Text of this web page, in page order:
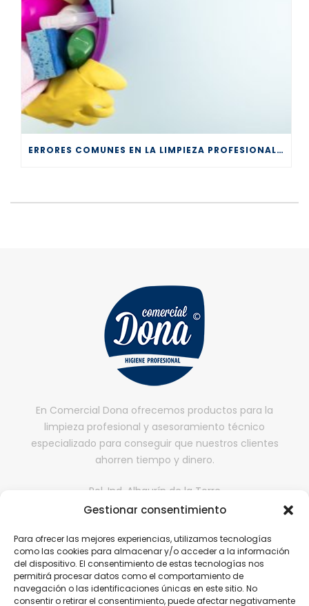
Gestionar consentimiento
Para ofrecer las mejores experiencias, utilizamos tecnologías
como las cookies para almacenar y/o acceder a la información
del dispositivo. El consentimiento de estas tecnologías nos
permitirá procesar datos como el comportamiento de
navegación o las identificaciones únicas en este sitio. No
consentir o retirar el consentimiento, puede afectar negativamente
ERRORES COMUNES EN LA LIMPIEZA PROFESIONAL Y CÓMO EVITARLOS
En Comercial Dona ofrecemos productos para la
limpieza profesional y asesoramiento técnico
especializado para conseguir que nuestros clientes
ahorren tiempo y dinero.
Pol. Ind. Alhaurín de la Torre
II fase, Nave 65,
comercialdona@gmail.com
952 416 199 | 646 608 584